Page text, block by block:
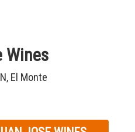
Wines
El Monte